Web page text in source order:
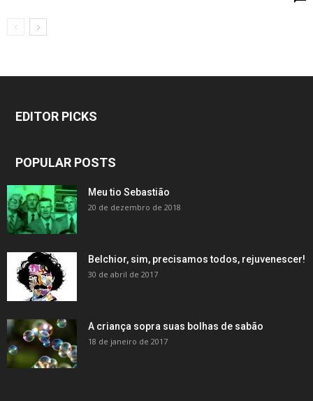
EDITOR PICKS
POPULAR POSTS
Meu tio Sebastião
20 de dezembro de 2018
Belchior, sim, precisamos todos, rejuvenescer!
30 de abril de 2017
A criança sopra suas bolhas de sabão
18 de janeiro de 2017